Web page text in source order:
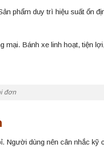
phẩm duy trì hiệu suất ổn
Bánh xe linh hoạt, tiện
đơn
Người dùng nên cân nhắc kỹ